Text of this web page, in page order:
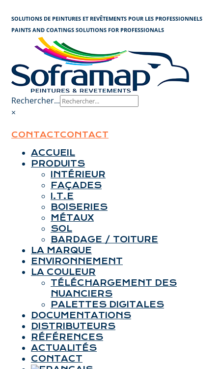
SOLUTIONS DE PEINTURES ET REVÊTEMENTS POUR LES PROFESSIONNELS
PAINTS AND COATINGS SOLUTIONS FOR PROFESSIONALS
Rechercher...
×
CONTACTCONTACT
ACCUEIL
PRODUITS
INTÉRIEUR
FAÇADES
I.T.E
BOISERIES
MÉTAUX
SOL
BARDAGE / TOITURE
LA MARQUE
ENVIRONNEMENT
LA COULEUR
TÉLÉCHARGEMENT DES
NUANCIERS
PALETTES DIGITALES
DOCUMENTATIONS
DISTRIBUTEURS
RÉFÉRENCES
ACTUALITÉS
CONTACT